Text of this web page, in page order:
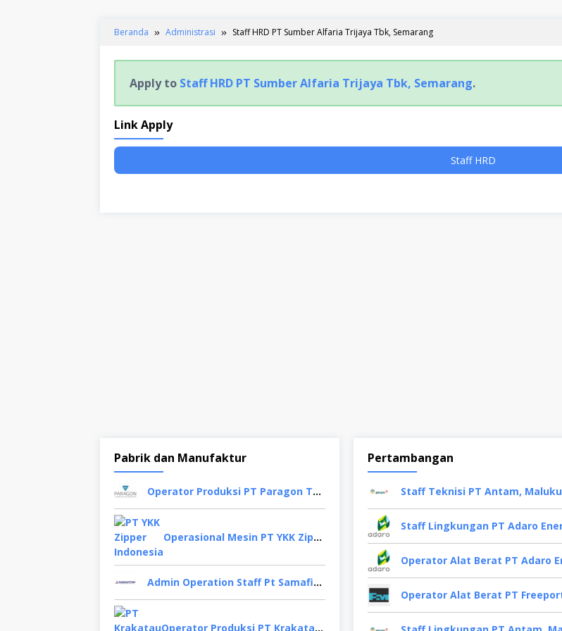
Beranda Administrasi Staff HRD PT Sumber Alfaria Trijaya Tbk, Semarang
Apply to Staff HRD PT Sumber Alfaria Trijaya Tbk, Semarang.
Link Apply
Staff HRD
Pabrik dan Manufaktur
Operator Produksi PT Paragon Technology and Innovation, Tangerang
Operasional Mesin PT YKK Zipper Indonesia, Depok
Admin Operation Staff Pt Samafitro (Asaba Group), Jakarta Pusat
Operator Produksi PT Krakatau Steel, Binjai
Pertambangan